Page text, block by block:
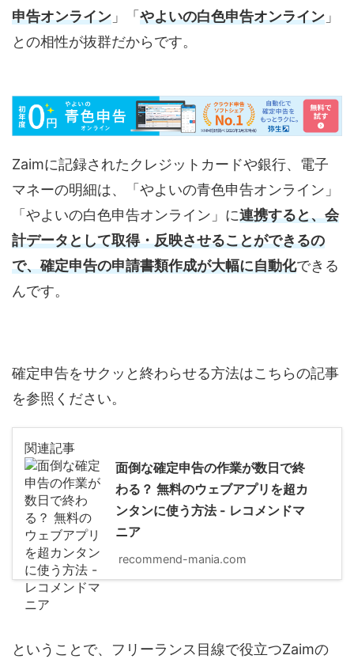
申告オンライン 」「やよいの白色申告オンライン 」
との相性が抜群だからです。
Zaimに記録されたクレジットカードや銀行、電子
マネーの明細は、「やよいの青色申告オンライン」
「やよいの白色申告オンライン」に連携すると、会
計データとして取得・反映させることができるの
で、確定申告の申請書類作成が大幅に自動化できる
んです。
確定申告をサクッと終わらせる方法はこちらの記事
を参照ください。
関連記事
面倒な確定申告の作業が数日で終
わる？ 無料のウェブアプリを超カ
ンタンに使う方法 - レコメンドマ
ニア
recommend-mania.com
ということで、フリーランス目線で役立つZaimの